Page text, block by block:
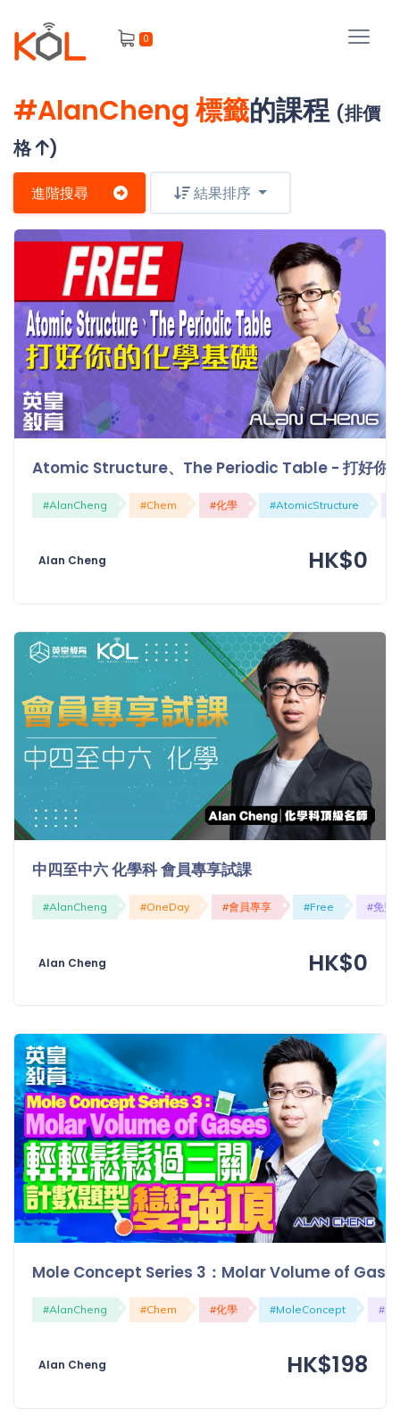
0
進
階
尋
題
補
習
課
程
(19)
(81)
選
項
「同
時符
合所
有標
籤」
精準
會
員
我
程
我
的
功
課
密
碼
登出
#AlanCheng 標籤的課程 (排價
格 )
進階搜尋 結果排序
Atomic Structure、The Periodic Table - 打好你
#AlanCheng #Chem #化學 #AtomicStructure
Alan Cheng HK$0
中四至中六 化學科 會員專享試課
#AlanCheng #OneDay #會員專享 #Free #免費
Alan Cheng HK$0
Mole Concept Series 3：Molar Volume of Gases
#AlanCheng #Chem #化學 #MoleConcept #犘
Alan Cheng HK$198